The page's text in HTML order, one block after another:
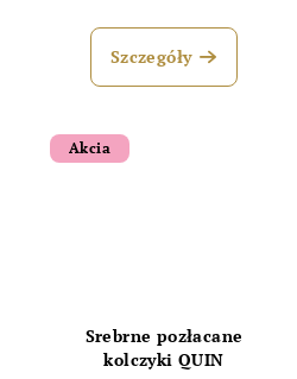
Szczegóły
Akcia
Srebrne pozłacane
kolczyki QUIN